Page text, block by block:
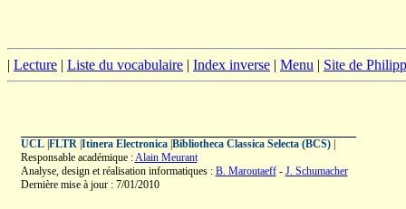
| Lecture | Liste du vocabulaire | Index inverse | Menu | Site de
UCL| FLTR| Itinera Electronica| Bibliotheca Classica Selecta (BCS)|
Responsable académique :Alain Meurant
Analyse, design et réalisation informatiques : B. Maroutaeff- J. Schumacher
Dernière mise à jour : 7/01/2010